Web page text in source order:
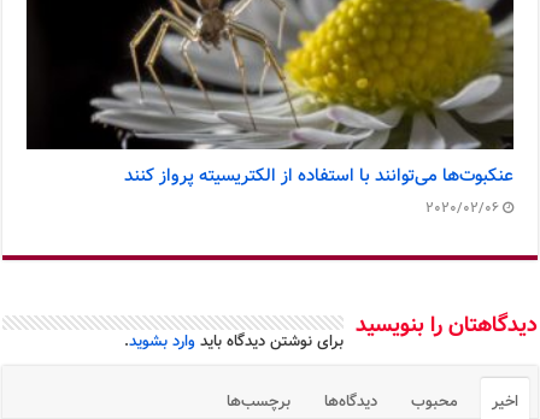
عنکبوت‌ها می‌توانند با استفاده از الکتریسیته پرواز کنند
2020/02/06
دیدگاهتان را بنویسید برای نوشتن دیدگاه بایدوارد بشوید.
اخیر محبوب دیدگاه‌ها برچسب‌ها